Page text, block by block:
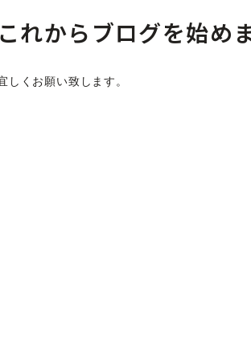
これからブログを始めま
しくお願い致します。